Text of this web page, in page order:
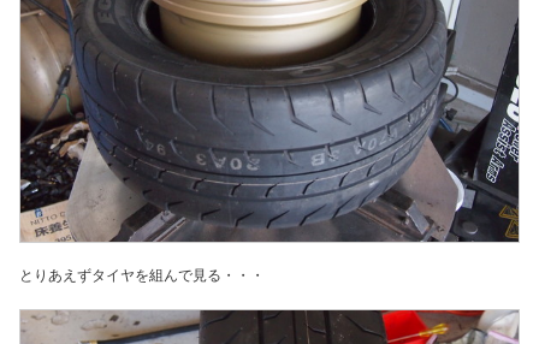
とりあえずタイヤを組んで見る・・・